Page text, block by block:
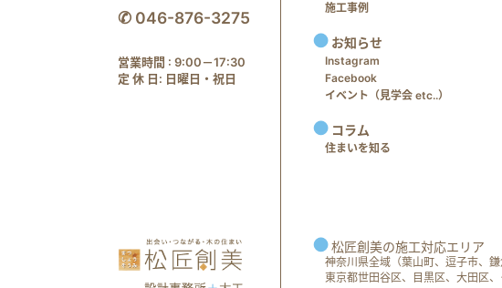
✆ 046-876-3275
営業時間 : 9:00－17:30
定 休 日: 日曜日・祝日
施工事例
お知らせ
Instagram
Facebook
イベント（見学会 etc..）
コラム
住まいを知る
松匠創美の施工対応エリア
神奈川県全域（葉山町、逗子市、
東京都世田谷区、目黒区、大田区